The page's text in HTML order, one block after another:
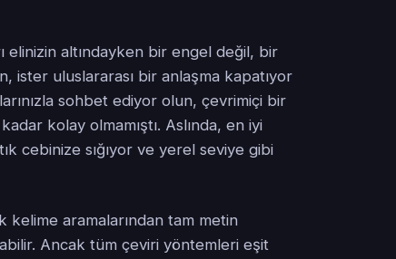
altındayken bir engel değil, bir
ister uluslararası bir anlaşma kapatıyor
sohbet ediyor olun, çevrimiçi bir
kolay olmamıştı. Aslında, en iyi
cebinize sığıyor ve yerel seviye gibi
kelime aramalarından tam metin
Ancak tüm çeviri yöntemleri eşit